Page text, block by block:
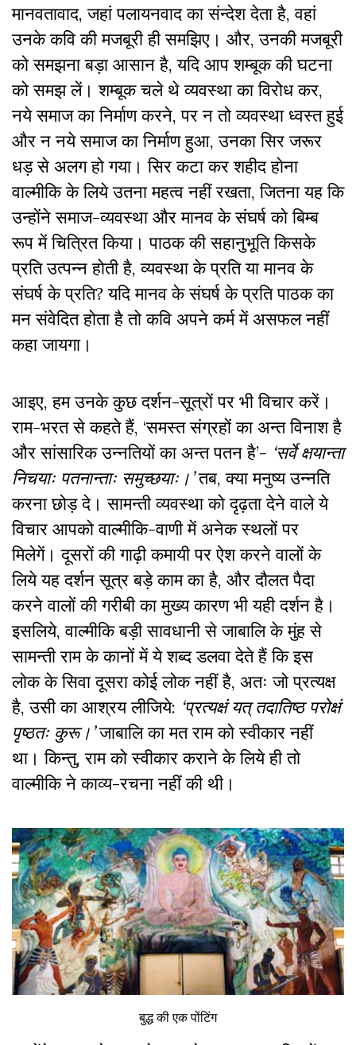
मानवतावाद,जहां पलायनवाद का संन्देश देता है,वहां
उनके कवि की मजबूरी ही समझिए। और,उनकी मजबूरी
को समझना बड़ा आसान है,यदि आप शम्बूक की घटना
को समझ लें। शम्बूक चले थे व्यवस्था का विरोध कर,
नये समाज का निर्माण करने,पर न तो व्यवस्था ध्वस्त हुई
और न नये समाज का निर्माण हुआ,उनका सिर जरूर
धड़ से अलग हो गया। सिर कटा कर शहीद होना
वाल्मीकि के लिये उतना महत्व नहीं रखता,जितना यह कि
उन्होंने समाज-व्यवस्था और मानव के संघर्ष को बिम्ब
रूप में चित्रित किया। पाठक की सहानुभूति किसके
प्रति उत्पन्न होती है,व्यवस्था के प्रति या मानव के
संघर्ष के प्रति?यदि मानव के संघर्ष के प्रति पाठक का
मन संवेदित होता है तो कवि अपने कर्म में असफल नहीं
कहा जायगा।
आइए,हम उनके कुछ दर्शन-सूत्रों पर भी विचार करें।
राम-भरत से कहते हैं, ‘समस्त संग्रहों का अन्त विनाश है
और सांसारिक उन्नतियों का अन्त पतन है’- ‘सर्वे क्षयान्ता
निचयाः पतनान्ताः समुच्छयाः।’ तब,क्या मनुष्य उन्नति
करना छोड़ दे। सामन्ती व्यवस्था को दृढ़ता देने वाले ये
विचार आपको वाल्मीकि-वाणी में अनेक स्थलों पर
मिलेगें। दूसरों की गाढ़ी कमायी पर ऐश करने वालों के
लिये यह दर्शन सूत्र बड़े काम का है, और दौलत पैदा
करने वालों की गरीबी का मुख्य कारण भी यही दर्शन है।
इसलिये,वाल्मीकि बड़ी सावधानी से जाबालि के मुंह से
सामन्ती राम के कानों में ये शब्द डलवा देते हैं कि इस
लोक के सिवा दूसरा कोई लोक नहीं है, अतः जो प्रत्यक्ष
है,उसी का आश्रय लीजिये: ‘प्रत्यक्षं यत् तदातिष्ठ परोक्षं
पृष्ठतः कुरू।’ जाबालि का मत राम को स्वीकार नहीं
था। किन्तु,राम को स्वीकार कराने के लिये ही तो
वाल्मीकि ने काव्य-रचना नहीं की थी।
बुद्ध की एक पोंटिंग